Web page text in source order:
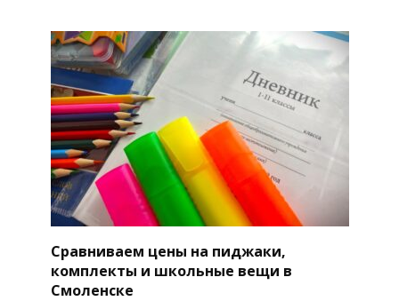
Сравниваем цены на пиджаки,
комплекты и школьные вещи в
Смоленске